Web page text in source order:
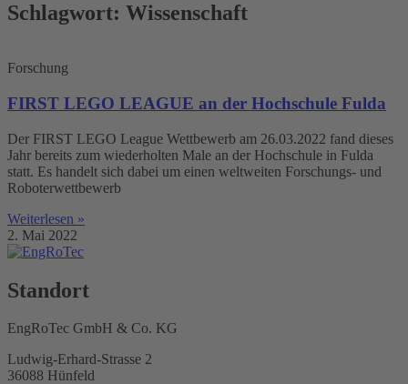
Schlagwort: Wissenschaft
Forschung
FIRST LEGO LEAGUE an der Hochschule Fulda
Der FIRST LEGO League Wettbewerb am 26.03.2022 fand dieses
Jahr bereits zum wiederholten Male an der Hochschule in Fulda
statt. Es handelt sich dabei um einen weltweiten Forschungs- und
Roboterwettbewerb
Weiterlesen »
2. Mai 2022
Standort
EngRoTec GmbH & Co. KG
Ludwig-Erhard-Strasse 2
36088 Hünfeld